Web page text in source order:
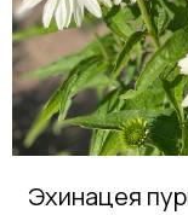
Эхинацея